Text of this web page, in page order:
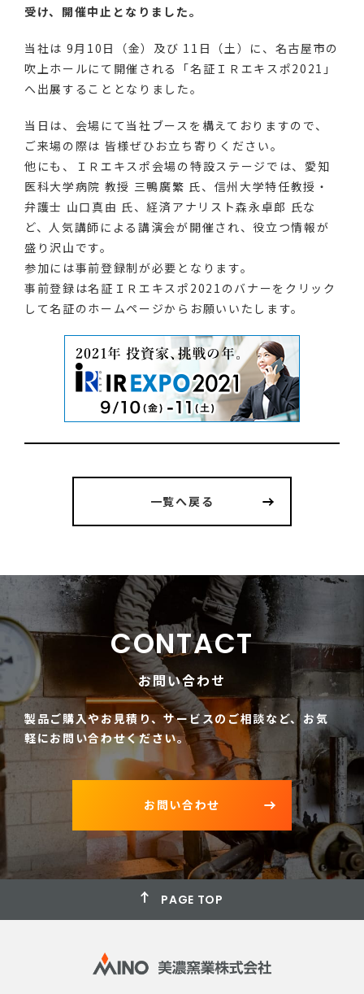
受け、開催中止となりました。
当社は 9月10日（金）及び 11日（土）に、名古屋市の
吹上ホールにて開催される「名証ＩＲエキスポ2021」
へ出展することとなりました。
当日は、会場にて当社ブースを構えておりますので、
ご来場の際は 皆様ぜひお立ち寄りください。
他にも、ＩＲエキスポ会場の特設ステージでは、愛知
医科大学病院 教授 三鴨廣繁 氏、信州大学特任教授・
弁護士 山口真由 氏、経済アナリスト森永卓郎 氏な
ど、人気講師による講演会が開催され、役立つ情報が
盛り沢山です。
参加には事前登録制が必要となります。
事前登録は名証ＩＲエキスポ2021のバナーをクリック
して名証のホームページからお願いいたします。
一覧へ戻る
CONTACT
お問い合わせ
製品ご購入やお見積り、サービスのご相談など、 お気
軽にお問い合わせください。
お問い合わせ
PAGE TOP